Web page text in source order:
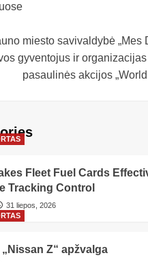
miesto savivaldybė „Mes
gyventojus ir
pasaulinės akcijos
Fleet Fuel Cards
Tracking Control
31 liepos, 2026
„Nissan Z“ apžvalga